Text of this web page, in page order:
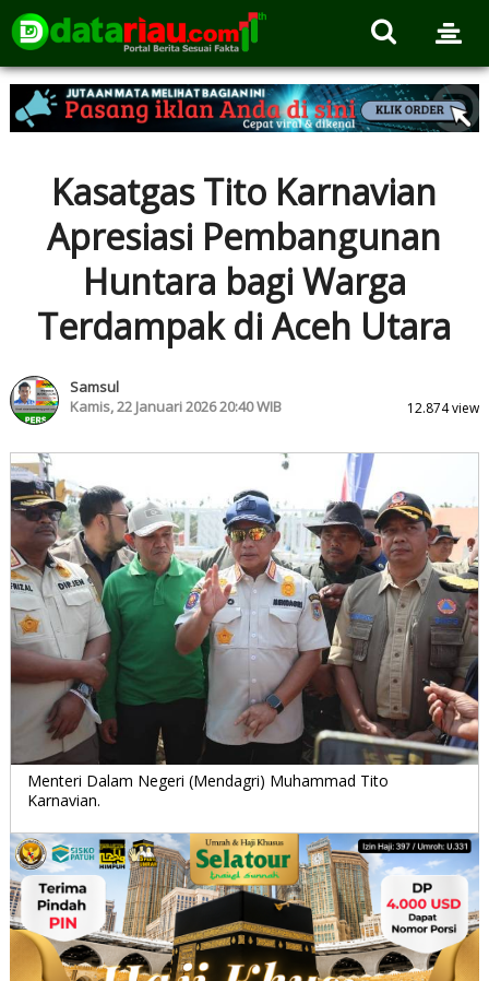
Kasatgas Tito Karnavian
Apresiasi Pembangunan
Huntara bagi Warga
Terdampak di Aceh Utara
Samsul
Kamis, 22 Januari 2026 20:40 WIB
12.874 view
Menteri Dalam Negeri (Mendagri) Muhammad Tito
Karnavian.